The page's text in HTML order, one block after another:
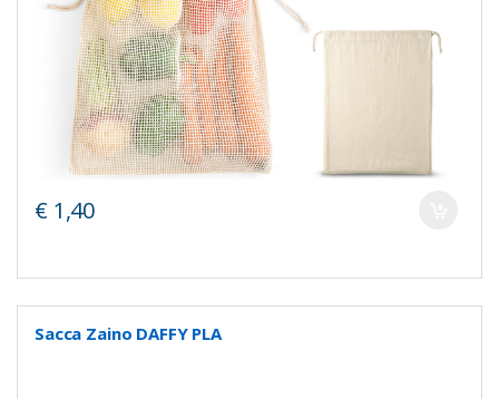
€ 1,40
Sacca Zaino DAFFY PLA